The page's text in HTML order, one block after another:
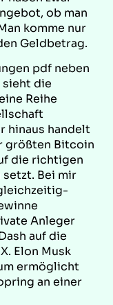
ob man
komme nur
Geldbetrag.
pdf neben
sieht die
Reihe
hinaus handelt
größten Bitcoin
die richtigen
Bei mir
Anleger
auf die
Elon Musk
ermöglicht
an einer